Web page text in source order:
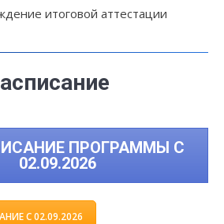
итоговой аттестации
ПРОГРАММЫ С
02.09.2026
С 02.09.2026